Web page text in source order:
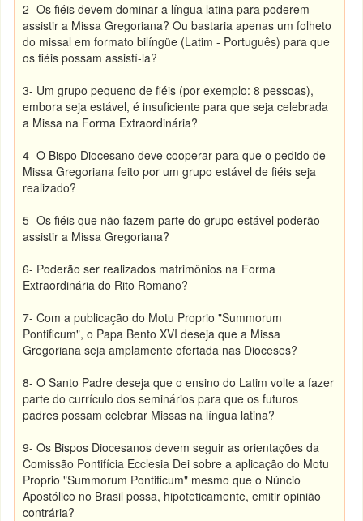
2- Os fiéis devem dominar a língua latina para poderem
assistir a Missa Gregoriana? Ou bastaria apenas um folheto
do missal em formato bilíngüe (Latim - Português) para que
os fiéis possam assistí-la?
3- Um grupo pequeno de fiéis (por exemplo: 8 pessoas),
embora seja estável, é insuficiente para que seja celebrada
a Missa na Forma Extraordinária?
4- O Bispo Diocesano deve cooperar para que o pedido de
Missa Gregoriana feito por um grupo estável de fiéis seja
realizado?
5- Os fiéis que não fazem parte do grupo estável poderão
assistir a Missa Gregoriana?
6- Poderão ser realizados matrimônios na Forma
Extraordinária do Rito Romano?
7- Com a publicação do Motu Proprio "Summorum
Pontificum", o Papa Bento XVI deseja que a Missa
Gregoriana seja amplamente ofertada nas Dioceses?
8- O Santo Padre deseja que o ensino do Latim volte a fazer
parte do currículo dos seminários para que os futuros
padres possam celebrar Missas na língua latina?
9- Os Bispos Diocesanos devem seguir as orientações da
Comissão Pontifícia Ecclesia Dei sobre a aplicação do Motu
Proprio "Summorum Pontificum" mesmo que o Núncio
Apostólico no Brasil possa, hipoteticamente, emitir opinião
contrária?